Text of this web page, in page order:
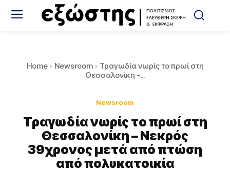
Home Newsroom
Τραγωδία νωρίς το πρωί στη
Θεσσαλονίκη -...
Newsroom
Τραγωδία νωρίς το πρωί στη
Θεσσαλονίκη – Νεκρός
39χρονος μετά από πτώση
από πολυκατοικία